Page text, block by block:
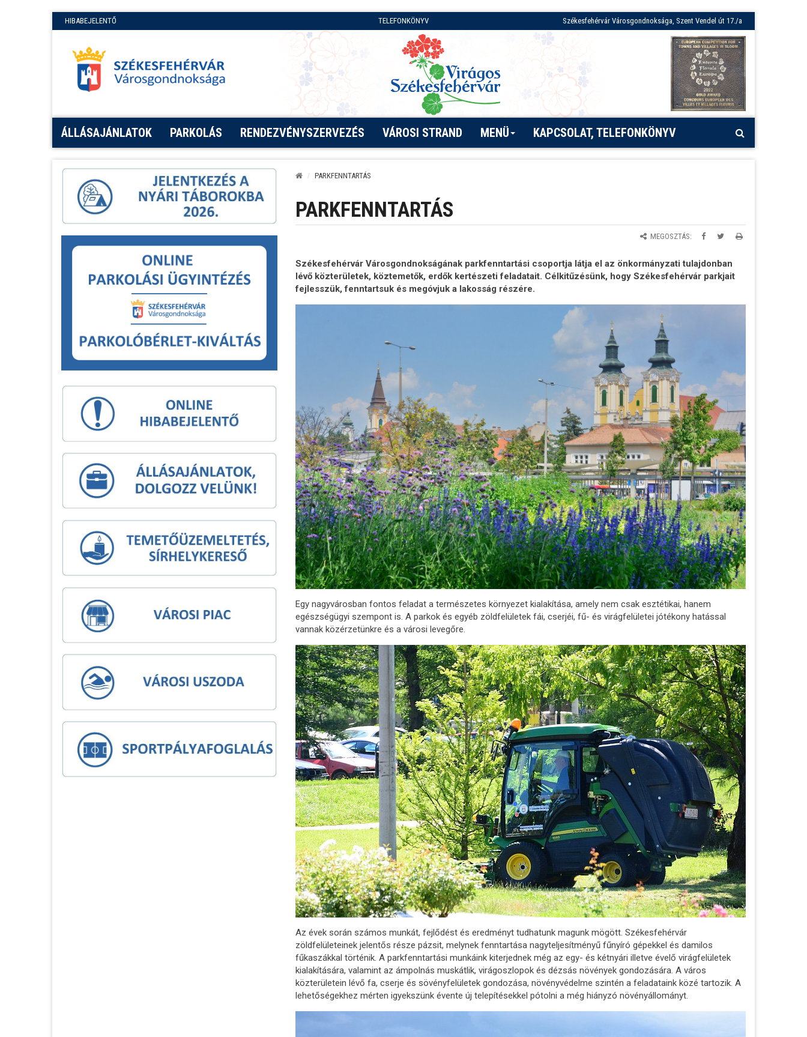
HIBABEJELENTŐ TELEFONKÖNYV Székesfehérvár Városgondnoksága, Szent Vendel út 17./a
ÁLLÁSAJÁNLATOK PARKOLÁS RENDEZVÉNYSZERVEZÉS VÁROSI STRAND MENÜ KAPCSOLAT, TELEFONKÖNYV
PARKFENNTARTÁS
PARKFENNTARTÁS
MEGOSZTÁS:
Székesfehérvár Városgondnokságának parkfenntartási csoportja látja el az önkormányzati tulajdonban
lévő közterületek, köztemetők, erdők kertészeti feladatait. Célkitűzésünk, hogy Székesfehérvár parkjait
fejlesszük, fenntartsuk és megóvjuk a lakosság részére.
Egy nagyvárosban fontos feladat a természetes környezet kialakítása, amely nem csak esztétikai, hanem
egészségügyi szempont is. A parkok és egyéb zöldfelületek fái, cserjéi, fű- és virágfelületei jótékony hatással
vannak közérzetünkre és a városi levegőre.
Az évek során számos munkát, fejlődést és eredményt tudhatunk magunk mögött. Székesfehérvár
zöldfelületeinek jelentős része pázsit, melynek fenntartása nagyteljesítményű fűnyíró gépekkel és damilos
fűkaszákkal történik. A parkfenntartási munkáink kiterjednek még az egy- és kétnyári illetve évelő virágfelületek
kialakítására, valamint az ámpolnás muskátlik, virágoszlopok és dézsás növények gondozására. A város
közterületein lévő fa, cserje és sövényfelületek gondozása, növényvédelme szintén a feladataink közé tartozik. A
lehetőségekhez mérten igyekszünk évente új telepítésekkel pótolni a még hiányzó növényállományt.